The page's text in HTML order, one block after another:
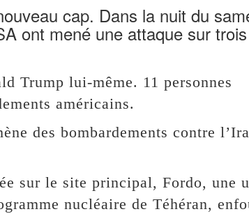
cap. Dans la nuit du
ont mené une attaque sur trois
Trump lui-même. 11 personnes
américains.
des bombardements contre
sur le site principal, Fordo, une
nucléaire de Téhéran,